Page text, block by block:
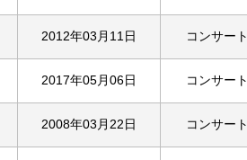
2012年03月11日 コンサート
2017年05月06日 コンサート
2008年03月22日 コンサート